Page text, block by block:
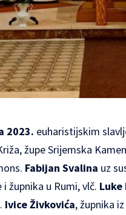
2023. euharistijskim
, župeSrijemska
Fabijan Svalina uz
župnika u Rumi, vlč. Luke
Ivice Živkovića, župnika